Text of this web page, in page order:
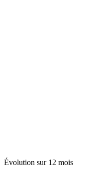
Évolution sur 12 mois